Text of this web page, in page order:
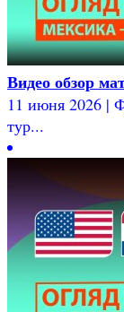
Видео обзор
11 июня 2026 |
тур...